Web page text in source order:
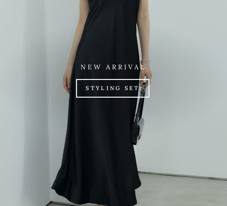
NEW ARRIVAL
STYLING SET